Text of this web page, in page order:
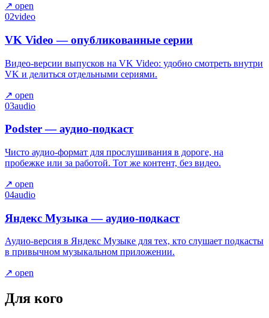
↗ open
02video
VK Video — опубликованные серии
Видео-версии выпусков на VK Video: удобно смотреть внутри
VK и делиться отдельными сериями.
↗ open
03audio
Podster — аудио-подкаст
Чисто аудио-формат для прослушивания в дороге, на
пробежке или за работой. Тот же контент, без видео.
↗ open
04audio
Яндекс Музыка — аудио-подкаст
Аудио-версия в Яндекс Музыке для тех, кто слушает подкасты
в привычном музыкальном приложении.
↗ open
Для кого